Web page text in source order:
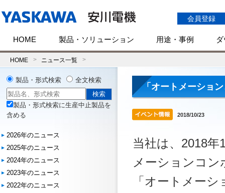
会員登録
HOME 製品・ソリューション 用途・事例
HOME ニュース一覧
「オートメーショ
2018/10/23
当社は、2018
メーションコ
「オートメー
製品・形式検索 全文検索
製品・形式検索に生産中止製品を
含める
2026年のニュース
2025年のニュース
2024年のニュース
2023年のニュース
2022年のニュース